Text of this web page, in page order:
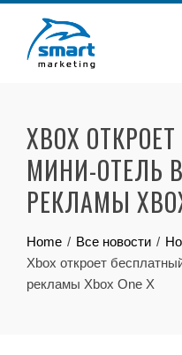
content
XBOX
МИНИ-ОТЕЛЬ
РЕКЛАМЫ
Home Все новости
Xbox откроет
рекламы Xbox One X